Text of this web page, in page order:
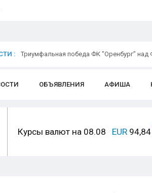
: Триумфальная победа ФК "Оренбург" над
ОБЪЯВЛЕНИЯ АФИША
Курсы валют на 08.08 EUR 94,84